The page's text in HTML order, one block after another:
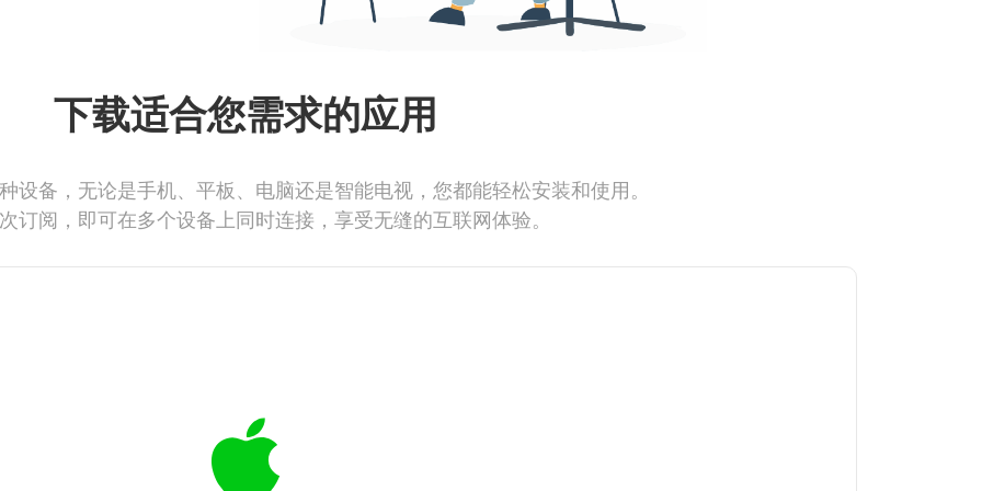
下载适合您需求的应用
设备，无论是手机、平板、电脑还是智能电视，您都能轻松安装和使用。
订阅，即可在多个设备上同时连接，享受无缝的互联网体验。